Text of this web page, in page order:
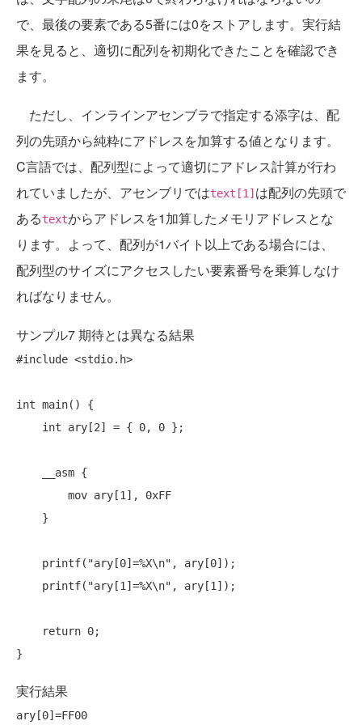
で、最後の要素である5番には0をストアします。実行結
果を見ると、適切に配列を初期化できたことを確認でき
ます。
ただし、インラインアセンブラで指定する添字は、配
列の先頭から純粋にアドレスを加算する値となります。
C言語では、配列型によって適切にアドレス計算が行わ
れていましたが、アセンブリではtext[1] は配列の先頭で
あるtextからアドレスを1加算したメモリアドレスとな
ります。よって、配列が1バイト以上である場合には、
配列型のサイズにアクセスしたい要素番号を乗算しなけ
ればなりません。
サンプル7 期待とは異なる結果
#include <stdio.h>
int main() {
int ary[2] = { 0, 0 };
    printf(
"ary[0]=%X\n" , ary[0]);
    printf(
"ary[1]=%X\n" , ary[1]);
return 0;
実行結果
ary[0]=FF00